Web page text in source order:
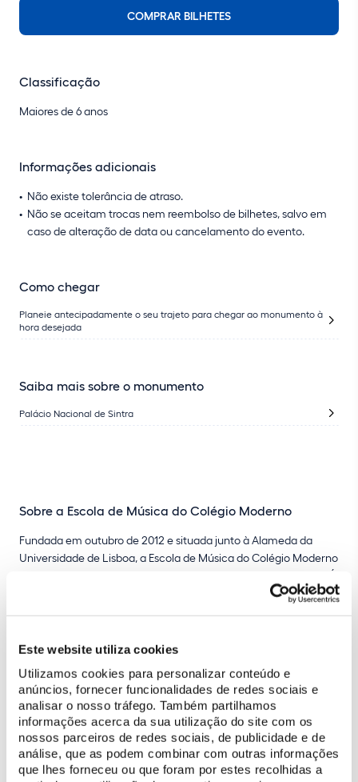
Este website utiliza cookies
Utilizamos cookies para personalizar conteúdo e
anúncios, fornecer funcionalidades de redes sociais e
analisar o nosso tráfego. Também partilhamos
informações acerca da sua utilização do site com os
nossos parceiros de redes sociais, de publicidade e de
análise, que as podem combinar com outras informações
que lhes forneceu ou que foram por estes recolhidas a
COMPRAR BILHETES
Classificação
Maiores de 6 anos
Informações adicionais
Não existe tolerância de atraso.
Não se aceitam trocas nem reembolso de bilhetes, salvo em
caso de alteração de data ou cancelamento do evento.
Como chegar
Planeie antecipadamente o seu trajeto para chegar ao monumento à
hora desejada
Saiba mais sobre o monumento
Palácio Nacional de Sintra
Sobre a Escola de Música do Colégio Moderno
Fundada em outubro de 2012 e situada junto à Alameda da
Universidade de Lisboa, a Escola de Música do Colégio Moderno
deu corpo a um sonho antigo da direção do Colégio Moderno. É
dirigida pela Prof.ª Inês Saraiva e conta com um leque de
flauta transversal e o piano, tendo este último como
Nos seus anos de existência, a Escola de Música do Colégio
Moderno tornou-se já uma importante referência, tendo trazido
a Portugal alguns solistas de renome internacional, como os
pianistas Iddo Bar-Shai, Lev Vinocur, Tomohiro Hatta e Mariana
Gurkova, a violetista Natalia Tchitch, os violinistas Ilya Grubert,